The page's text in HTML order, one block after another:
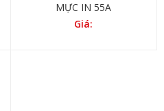
MỰC IN 55A
Giá: